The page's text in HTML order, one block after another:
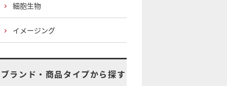
細胞生物
イメージング
ブランド・商品タイプから探す